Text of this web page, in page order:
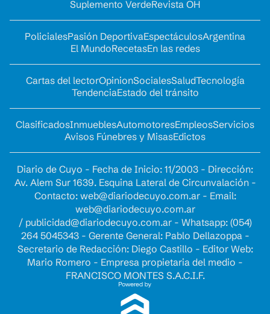
Suplemento VerdeRevista OH
PolicialesPasión DeportivaEspectáculosArgentina
El MundoRecetasEn las redes
Cartas del lectorOpinionSocialesSaludTecnología
TendenciaEstado del tránsito
ClasificadosInmueblesAutomotoresEmpleosServicios
Avisos Fúnebres y MisasEdictos
Diario de Cuyo - Fecha de Inicio: 11/2003 - Dirección:
Av. Alem Sur 1639. Esquina Lateral de Circunvalación -
Contacto: web@diariodecuyo.com.ar- Email:
web@diariodecuyo.com.ar
/ publicidad@diariodecuyo.com.ar- Whatsapp: (054)
264 5045343 - Gerente General: Pablo Dellazoppa -
Secretario de Redacción: Diego Castillo - Editor Web:
Mario Romero - Empresa propietaria del medio -
FRANCISCO MONTES S.A.C.I.F.